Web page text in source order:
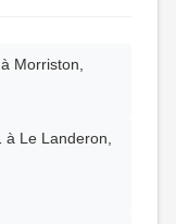
Morriston,
à Le Landeron,